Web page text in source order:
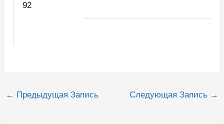
92
Навигация
← Предыдущая Запись Следующая Запись →